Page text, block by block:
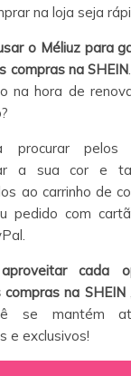
na loja seja
o Méliuz para
compras na SHEIN
na hora de
procurar pelos
a sua cor e
ao carrinho de
pedido com
cada
na SHEIN
se mantém
e exclusivos!